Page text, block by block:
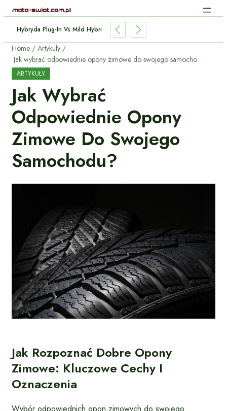
Indukcyjne Aut Elektrycznych: Jak Działa Bez Kabli?
Home
Artykuły
Jak wybrać odpowiednie opony zimowe do swojego samochodu?
ARTYKUŁY
Jak Wybrać
Odpowiednie Opony
Zimowe Do Swojego
Samochodu?
Jak Rozpoznać Dobre Opony
Zimowe: Kluczowe Cechy I
Oznaczenia